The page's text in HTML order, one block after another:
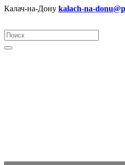
Калач-на-Дону kalach-na-